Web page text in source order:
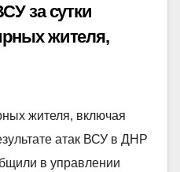
за сутки
жителя,
жителя, включая
атак ВСУ в ДНР
в управлении